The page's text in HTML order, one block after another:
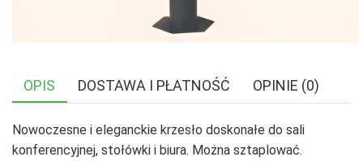
OPIS DOSTAWA I PŁATNOŚĆ OPINIE (0)
Nowoczesne i eleganckie krzesło doskonałe do sali
konferencyjnej, stołówki i biura. Można sztaplować.